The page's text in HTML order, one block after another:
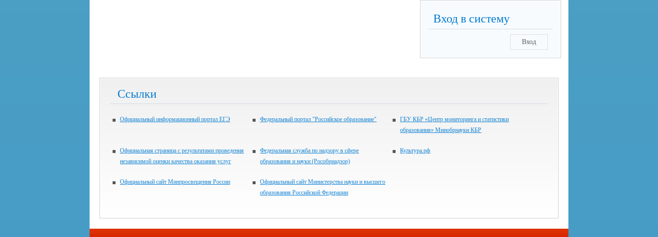
Вход в систему
Вход
Ссылки
Официальный информационный портал ЕГЭ Федеральный портал "Российское образование"
ГБУ КБР «Центр мониторинга и статистики
образования» Минобрнауки КБР
Официальная страница с результатами проведения
независимой оценки качества оказания услуг
Федеральная служба по надзору в сфере
образования и науки (Рособрнадзор)
Культура.рф
Официальный сайт Минпросвещения России
Официальный сайт Министерства науки и высшего
образования Российской Федерации